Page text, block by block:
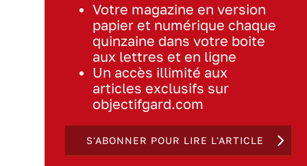
Votre magazine en version
papier et numérique chaque
quinzaine dans votre boite
aux lettres et en ligne
Un accès illimité aux
articles exclusifs sur
objectifgard.com
S'ABONNER POUR LIRE L'ARTICLE